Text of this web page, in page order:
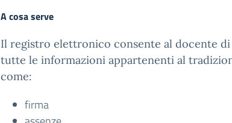
A cosa serve
Il registro elettronico consente al docente
tutte le informazioni appartenenti al
come:
firma